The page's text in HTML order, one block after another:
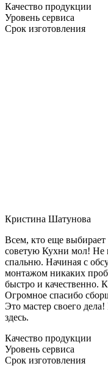
Качество продукции
Уровень сервиса
Срок изготовления
Кристина Шатунова
Всем, кто еще
советую Кухни мол! Не
спальню. Начиная с
монтажом никаких
быстро и качественно.
Огромное спасибо
Это мастер своего
здесь.
Качество продукции
Уровень сервиса
Срок изготовления